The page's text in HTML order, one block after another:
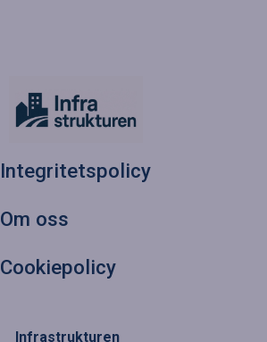
Integritetspolicy
Om oss
Cookiepolicy
Infrastrukturen